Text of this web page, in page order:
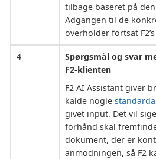
tilbage baseret på
Adgangen til de
overholder fortsat F2’s
4
Spørgsmål og svar
F2-klienten
F2 AI Assistant giver
kalde nogle
givet input. Det vil
forhånd skal
dokument, der er
anmodningen, så F2